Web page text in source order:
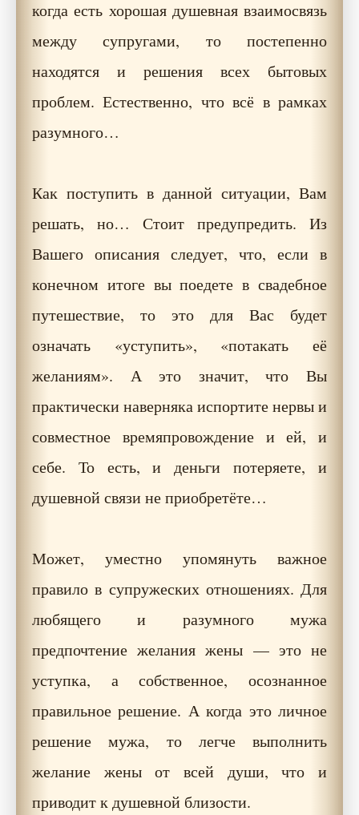
когда есть хорошая душевная взаимосвязь
между супругами, то постепенно
находятся и решения всех бытовых
проблем. Естественно, что всё в рамках
разумного…
Как поступить в данной ситуации, Вам
решать, но… Стоит предупредить. Из
Вашего описания следует, что, если в
конечном итоге вы поедете в свадебное
путешествие, то это для Вас будет
означать «уступить», «потакать её
желаниям». А это значит, что Вы
практически наверняка испортите нервы и
совместное времяпровождение и ей, и
себе. То есть, и деньги потеряете, и
душевной связи не приобретёте…
Может, уместно упомянуть важное
правило в супружеских отношениях. Для
любящего и разумного мужа
предпочтение желания жены — это не
уступка, а собственное, осознанное
правильное решение. А когда это личное
решение мужа, то легче выполнить
желание жены от всей души, что и
приводит к душевной близости.